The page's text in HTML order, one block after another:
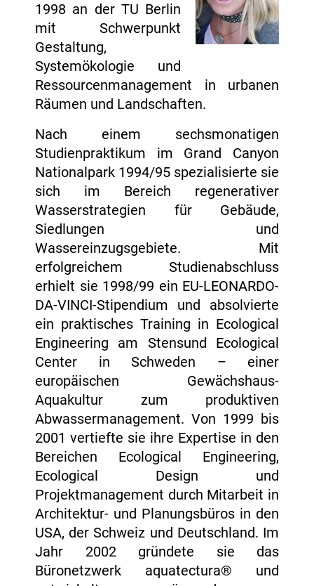
1998 an der TU Berlin
mit Schwerpunkt
Gestaltung,
Systemökologie und
Ressourcenmanagement in urbanen
Räumen und Landschaften.
Nach einem sechsmonatigen
Studienpraktikum im Grand Canyon
Nationalpark 1994/95 spezialisierte sie
sich im Bereich regenerativer
Wasserstrategien für Gebäude,
Siedlungen und
Wassereinzugsgebiete. Mit
erfolgreichem Studienabschluss
erhielt sie 1998/99 ein EU-LEONARDO-
DA-VINCI-Stipendium und absolvierte
ein praktisches Training in Ecological
Engineering am Stensund Ecological
Center in Schweden – einer
europäischen Gewächshaus-
Aquakultur zum produktiven
Abwassermanagement. Von 1999 bis
2001 vertiefte sie ihre Expertise in den
Bereichen Ecological Engineering,
Ecological Design und
Projektmanagement durch Mitarbeit in
Architektur- und Planungsbüros in den
USA, der Schweiz und Deutschland. Im
Jahr 2002 gründete sie das
Büronetzwerk aquatectura® und